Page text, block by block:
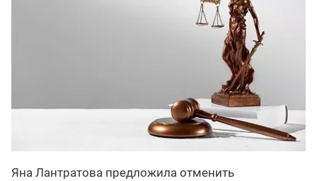
Яна Лантратова предложила отменить